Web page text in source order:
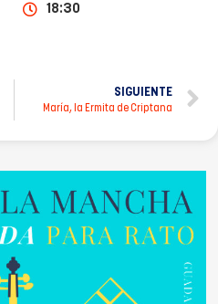
18:30
SIGUIENTE
María, la Ermita de Criptana